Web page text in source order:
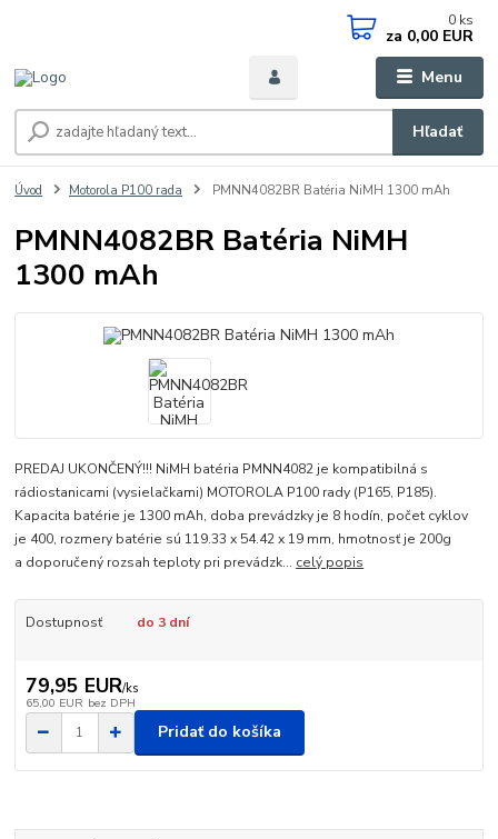
Menu
Hľadať
0 ks
za 0,00 EUR
Úvod Motorola P100 rada PMNN4082BR Batéria NiMH 1300 mAh
PMNN4082BR Batéria NiMH
1300 mAh
PREDAJ UKONČENÝ!!! NiMH batéria PMNN4082 je kompatibilná s
rádiostanicami (vysielačkami) MOTOROLA P100 rady (P165, P185).
Kapacita batérie je 1300 mAh, doba prevádzky je 8 hodín, počet cyklov
je 400, rozmery batérie sú 119.33 x 54.42 x 19 mm, hmotnosť je 200g
a doporučený rozsah teploty pri prevádzk... celý popis
Dostupnosť do 3 dní
79,95 EUR/ks
65,00 EUR bez DPH
Pridať do košíka